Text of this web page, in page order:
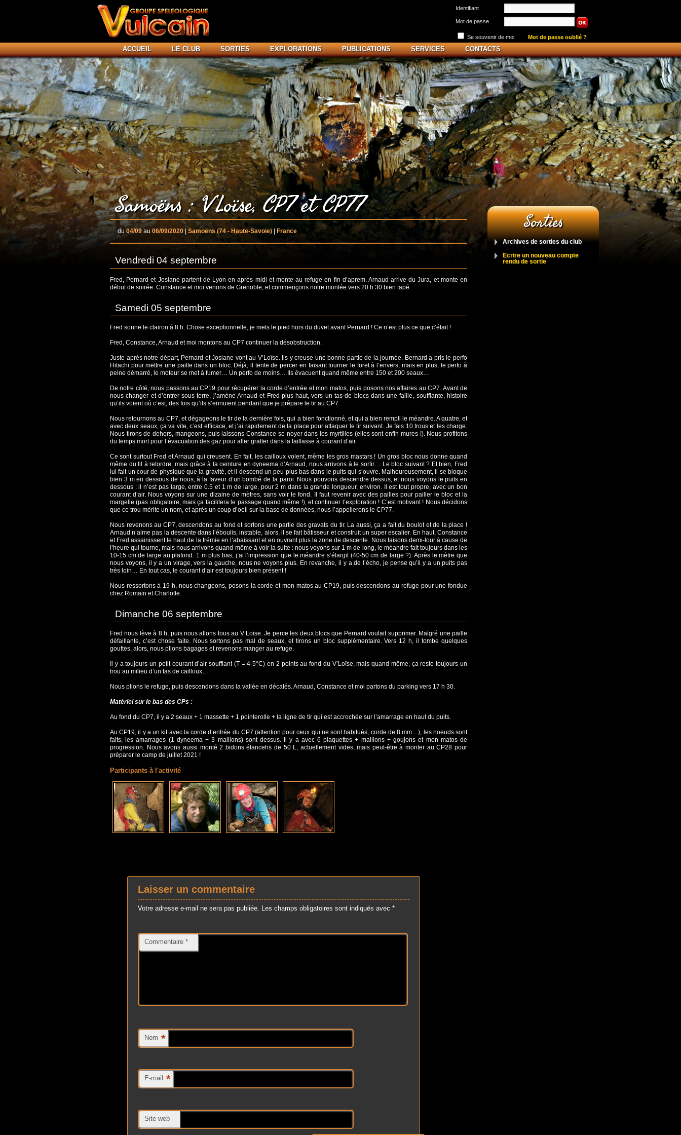
Identifiant
Mot de passe
Se souvenir de moi Mot de passe oublié ?
ACCUEIL LE CLUB SORTIES EXPLORATIONS PUBLICATIONS SERVICES CONTACTS
Sorties
Archives de sorties du club
Ecrire un nouveau compte
rendu de sortie
Samoëns : V’Loïse, CP7 et CP77
du 04/09 au 06/09/2020 Samoëns (74 - Haute-Savoie) France
Vendredi 04 septembre
Fred, Pernard et Josiane partent de Lyon en après midi et monte au refuge en fin d’aprem. Arnaud arrive du Jura, et monte en
début de soirée. Constance et moi venons de Grenoble, et commençons notre montée vers 20 h 30 bien tapé.
Samedi 05 septembre
Fred sonne le clairon à 8 h. Chose exceptionnelle, je mets le pied hors du duvet avant Pernard ! Ce n’est plus ce que c’était !
Fred, Constance, Arnaud et moi montons au CP7 continuer la désobstruction.
Juste après notre départ, Pernard et Josiane vont au V’Loïse. Ils y creuse une bonne partie de la journée. Bernard a pris le perfo
Hitachi pour mettre une paille dans un bloc. Déjà, il tente de percer en faisant tourner le foret à l’envers, mais en plus, le perfo à
peine démarré, le moteur se met à fumer… Un perfo de moins… Ils évacuent quand même entre 150 et 200 seaux…
De notre côté, nous passons au CP19 pour récupérer la corde d’entrée et mon matos, puis posons nos affaires au CP7. Avant de
nous changer et d’entrer sous terre, j’amène Arnaud et Fred plus haut, vers un tas de blocs dans une faille, soufflante, histoire
qu’ils voient où c’est, des fois qu’ils s’ennuient pendant que je prépare le tir au CP7.
Nous retournons au CP7, et dégageons le tir de la dernière fois, qui a bien fonctionné, et qui a bien rempli le méandre. A quatre, et
avec deux seaux, ça va vite, c’est efficace, et j’ai rapidement de la place pour attaquer le tir suivant. Je fais 10 trous et les charge.
Nous tirons de dehors, mangeons, puis laissons Constance se noyer dans les myrtilles (elles sont enfin mures !). Nous profitons
du temps mort pour l’évacuation des gaz pour aller gratter dans la faillasse à courant d’air.
Ce sont surtout Fred et Arnaud qui creusent. En fait, les cailloux volent, même les gros mastars ! Un gros bloc nous donne quand
même du fil à retordre, mais grâce à la ceinture en dyneema d’Arnaud, nous arrivons à le sortir… Le bloc suivant ? Et bien, Fred
lui fait un cour de physique que la gravité, et il descend un peu plus bas dans le puits qui s’ouvre. Malheureusement, il se bloque
bien 3 m en dessous de nous, à la faveur d’un bombé de la paroi. Nous pouvons descendre dessus, et nous voyons le puits en
dessous : il n’est pas large, entre 0.5 et 1 m de large, pour 2 m dans la grande longueur, environ. Il est tout propre, avec un bon
courant d’air. Nous voyons sur une dizaine de mètres, sans voir le fond. Il faut revenir avec des pailles pour pailler le bloc et la
margelle (pas obligatoire, mais ça facilitera le passage quand même !), et continuer l’exploration ! C’est motivant ! Nous décidons
que ce trou mérite un nom, et après un coup d’oeil sur la base de données, nous l’appellerons le CP77.
Nous revenons au CP7, descendons au fond et sortons une partie des gravats du tir. La aussi, ça a fait du boulot et de la place !
Arnaud n’aime pas la descente dans l’éboulis, instable, alors, il se fait bâtisseur et construit un super escalier. En haut, Constance
et Fred assainissent le haut de la trémie en l’abaissant et en ouvrant plus la zone de descente. Nous faisons demi-tour à cause de
l’heure qui tourne, mais nous arrivons quand même à voir la suite : nous voyons sur 1 m de long, le méandre fait toujours dans les
10-15 cm de large au plafond. 1 m plus bas, j’ai l’impression que le méandre s’élargit (40-50 cm de large ?). Après le mètre que
nous voyons, il y a un virage, vers la gauche, nous ne voyons plus. En revanche, il y a de l’écho, je pense qu’il y a un puits pas
très loin… En tout cas, le courant d’air est toujours bien présent !
Nous ressortons à 19 h, nous changeons, posons la corde et mon matos au CP19, puis descendons au refuge pour une fondue
chez Romain et Charlotte.
Dimanche 06 septembre
Fred nous lève à 8 h, puis nous allons tous au V’Loise. Je perce les deux blocs que Pernard voulait supprimer. Malgré une paille
défaillante, c’est chose faite. Nous sortons pas mal de seaux, et tirons un bloc supplémentaire. Vers 12 h, il tombe quelques
gouttes, alors, nous plions bagages et revenons manger au refuge.
Il y a toujours un petit courant d’air soufflant (T = 4-5°C) en 2 points au fond du V’Loïse, mais quand même, ça reste toujours un
trou au milieu d’un tas de cailloux…
Nous plions le refuge, puis descendons dans la vallée en décalés. Arnaud, Constance et moi partons du parking vers 17 h 30.
Matériel sur le bas des CPs :
Au fond du CP7, il y a 2 seaux + 1 massette + 1 pointerolle + la ligne de tir qui est accrochée sur l’amarrage en haut du puits.
Au CP19, il y a un kit avec la corde d’entrée du CP7 (attention pour ceux qui ne sont habitués, corde de 8 mm…), les noeuds sont
faits, les amarrages (1 dyneema + 3 maillons) sont dessus. Il y a avec 6 plaquettes + maillons + goujons et mon matos de
progression. Nous avons aussi monté 2 bidons étancehs de 50 L, actuellement vides, mais peut-être à monter au CP28 pour
préparer le camp de juillet 2021 !
Participants à l'activité
Laisser un commentaire
Votre adresse e-mail ne sera pas publiée. Les champs obligatoires sont indiqués avec *
Commentaire *
Nom *
E-mail *
Site web